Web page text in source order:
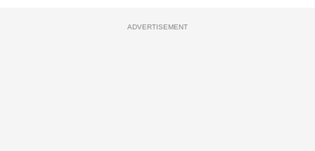
ADVERTISEMENT